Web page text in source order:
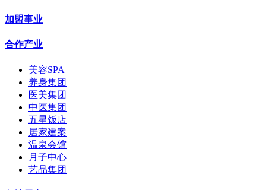
加盟事业
合作产业
美容SPA
养身集团
医美集团
中医集团
五星饭店
居家建案
温泉会馆
月子中心
艺品集团